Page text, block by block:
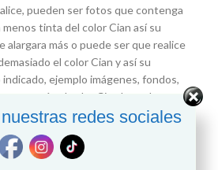
pueden ser fotos que contenga
tinta del color Cian así su
más o puede ser que realice
el color Cian y así su
ejemplo imágenes, fondos,
más el color Cian lo cual por
está diseñada para los siguientes
redes sociales